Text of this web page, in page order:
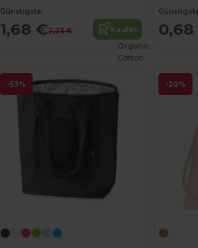
Günstigste:
1,68 €2,23 € Kaufen
-53% -20%
Organic
Cotton